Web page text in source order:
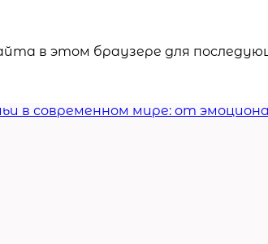
в этом браузере для
в современном мире: от